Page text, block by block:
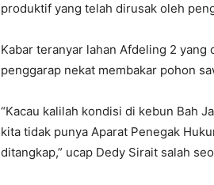
produktif yang telah dirusak oleh
Kabar teranyar lahan Afdeling 2 yang
penggarap nekat membakar pohon
“Kacau kalilah kondisi di kebun Bah
kita tidak punya Aparat Penegak
ditangkap,” ucap Dedy Sirait salah